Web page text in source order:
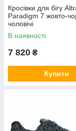
Кросівки для бігу
Paradigm 7 жовто-
чоловічі
В наявності
7 820 ₴
Купити